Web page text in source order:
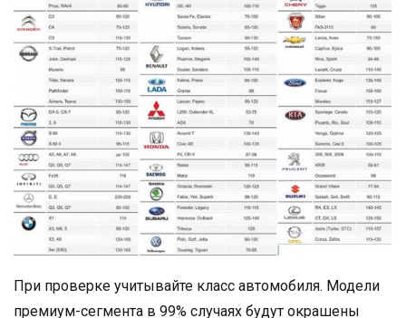
При проверке учитывайте класс автомобиля. Модели
премиум-сегмента в 99% случаях будут окрашены